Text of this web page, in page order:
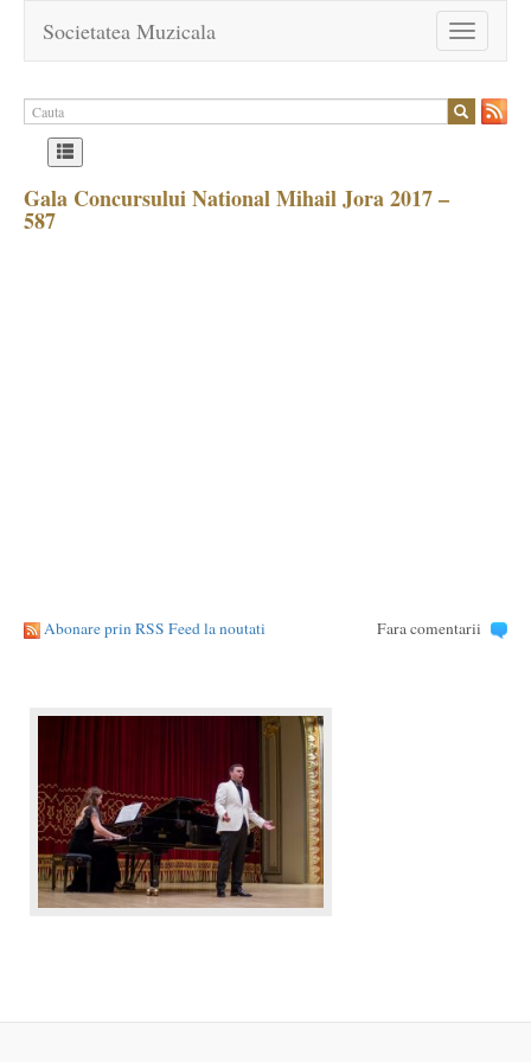
Toggle
navigation
Societatea Muzicala
Gala Concursului National Mihail Jora 2017 –
587
Abonare prin RSS Feed la noutati Fara comentarii